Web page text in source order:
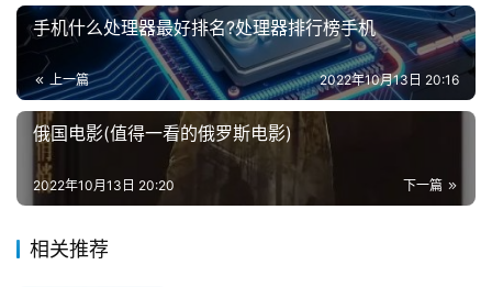
手机什么处理器最好排名?处理器排行榜手机
上一篇 2022年10月13日 20:16
俄国电影(值得一看的俄罗斯电影)
下一篇
2022年10月13日 20:20
相关推荐